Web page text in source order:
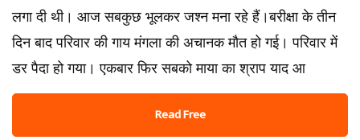
लगा दी थी। आज‌ सबकुछ भूलकर जश्न मना रहे हैं।बरीक्षा के तीन
दिन बाद परिवार की गाय मंगला की अचानक मौत हो गई। परिवार में
डर पैदा हो गया। एकबार फिर सबको माया का श्राप याद आ
Read Free